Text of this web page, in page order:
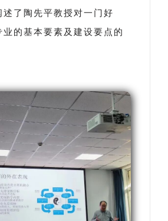
述了陶先平教授对一门好
业的基本要素及建设要点的